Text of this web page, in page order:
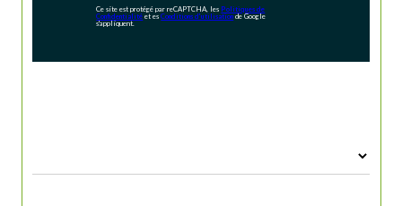
Ce site est protégé par reCAPTCHA, les Politiques de
Confidentialité et esConditions d'utilisationde Google
s'appliquent.